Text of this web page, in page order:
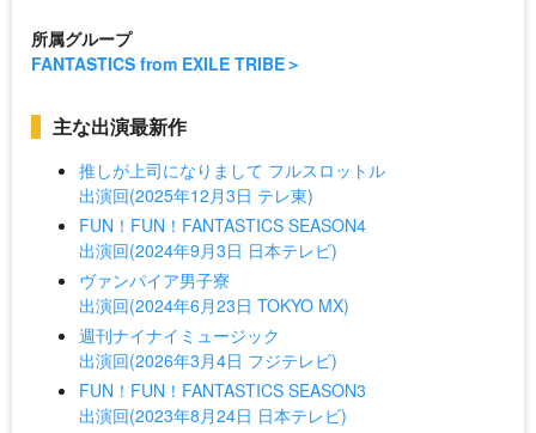
所属グループ
FANTASTICS from EXILE TRIBE
主な出演最新作
推しが上司になりまして フルスロットル
出演回(2025年12月3日 テレ東)
FUN！FUN！FANTASTICS SEASON4
出演回(2024年9月3日 日本テレビ)
ヴァンパイア男子寮
出演回(2024年6月23日 TOKYO MX)
週刊ナイナイミュージック
出演回(2026年3月4日 フジテレビ)
FUN！FUN！FANTASTICS SEASON3
出演回(2023年8月24日 日本テレビ)